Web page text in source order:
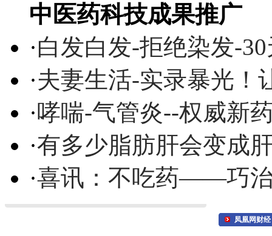
中医药科技成果推广
·白发白发-拒绝染发-
·夫妻生活-实录暴光！
·哮喘-气管炎--权威新
·有多少脂肪肝会变成
·喜讯：不吃药——巧
凤凰网财经